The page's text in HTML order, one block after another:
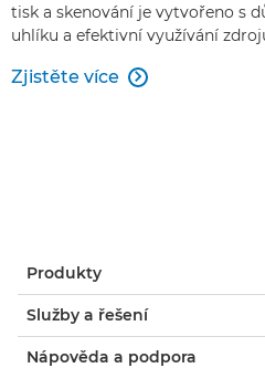
tisk a skenování je vytvořeno s
uhlíku a efektivní využívání
Zjistěte více 
Produkty
Služby a řešení
Nápověda a podpora